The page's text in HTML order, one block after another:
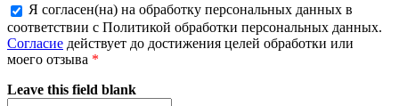
Я согласен(на) на обработку персональных данных в
соответствии с Политикой обработки персональных данных.
Согласие действует до достижения целей обработки или
моего отзыва *
Leave this field blank